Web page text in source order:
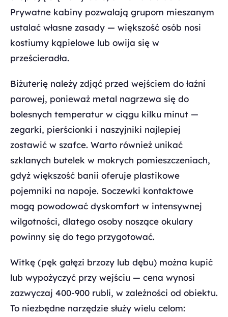
Prywatne kabiny pozwalają grupom mieszanym
ustalać własne zasady — większość osób nosi
kostiumy kąpielowe lub owija się w
prześcieradła.
Biżuterię należy zdjąć przed wejściem do łaźni
parowej, ponieważ metal nagrzewa się do
bolesnych temperatur w ciągu kilku minut —
zegarki, pierścionki i naszyjniki najlepiej
zostawić w szafce. Warto również unikać
szklanych butelek w mokrych pomieszczeniach,
gdyż większość banii oferuje plastikowe
pojemniki na napoje. Soczewki kontaktowe
mogą powodować dyskomfort w intensywnej
wilgotności, dlatego osoby noszące okulary
powinny się do tego przygotować.
Witkę (pęk gałęzi brzozy lub dębu) można kupić
lub wypożyczyć przy wejściu — cena wynosi
zazwyczaj 400-900 rubli, w zależności od obiektu.
To niezbędne narzędzie służy wielu celom: